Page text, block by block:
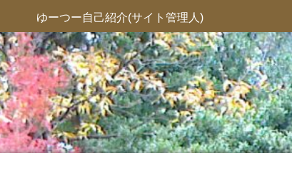
ゆーつー自己紹介(サイト管理人)